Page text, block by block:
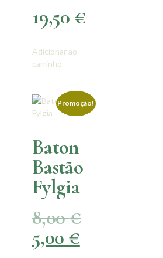
19,50 €
Adicionar ao
carrinho
Promoção!
Baton
Bastão
Fylgia
8,00€
5,00 €